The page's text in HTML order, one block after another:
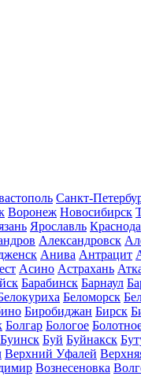
Санкт-
Воронеж Новосибирск
Ярославль
Александровск
Анива Антрацит
Асино Астрахань
Барабинск Барнаул
Беломорск
Биробиджан Бирск
Болгар Бологое
Буинск Буй Буйнакск
Верхний Уфалей
Вознесеновка